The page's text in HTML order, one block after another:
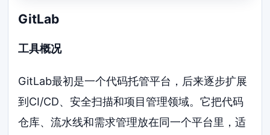
GitLab
工具概况
GitLab最初是一个代码托管平台，后来逐步扩展
到CI/CD、安全扫描和项目管理领域。它把代码
仓库、流水线和需求管理放在同一个平台里，适